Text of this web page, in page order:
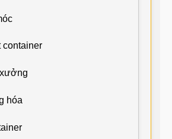
container
hóa